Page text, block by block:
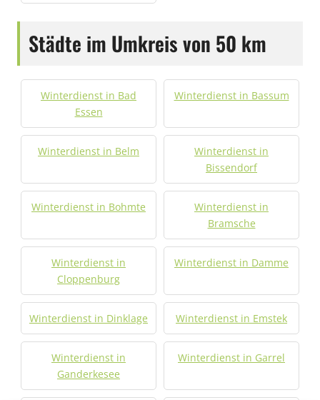
Städte im Umkreis von 50 km
Winterdienst in Bad
Essen
Winterdienst in Bassum
Winterdienst in Belm
Winterdienst in
Bissendorf
Winterdienst in Bohmte
Winterdienst in
Bramsche
Winterdienst in
Cloppenburg
Winterdienst in Damme
Winterdienst in Dinklage Winterdienst in Emstek
Winterdienst in
Ganderkesee
Winterdienst in Garrel